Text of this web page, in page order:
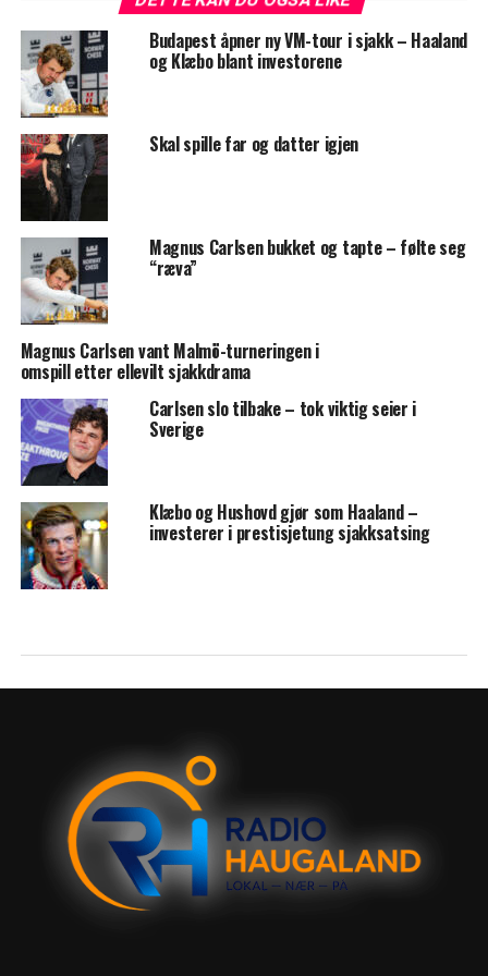
Budapest åpner ny VM-tour i sjakk – Haaland
og Klæbo blant investorene
Skal spille far og datter igjen
Magnus Carlsen bukket og tapte – følte seg
“ræva”
Magnus Carlsen vant Malmö-turneringen i
omspill etter ellevilt sjakkdrama
Carlsen slo tilbake – tok viktig seier i
Sverige
Klæbo og Hushovd gjør som Haaland –
investerer i prestisjetung sjakksatsing